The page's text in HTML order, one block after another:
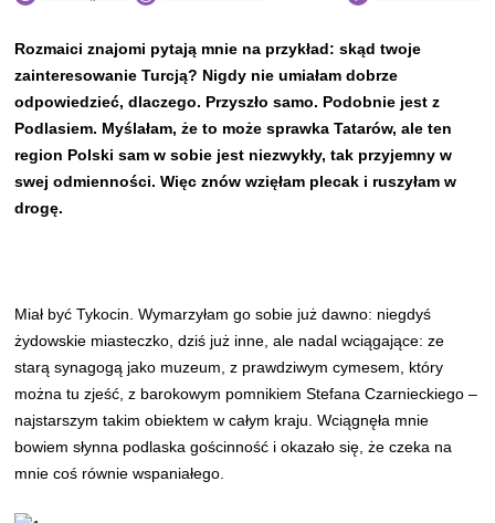
Rozmaici znajomi pytają mnie na przykład: skąd twoje
zainteresowanie Turcją? Nigdy nie umiałam dobrze
odpowiedzieć, dlaczego. Przyszło samo. Podobnie jest z
Podlasiem. Myślałam, że to może sprawka Tatarów, ale ten
region Polski sam w sobie jest niezwykły, tak przyjemny w
swej odmienności. Więc znów wzięłam plecak i ruszyłam w
drogę.
Miał być Tykocin. Wymarzyłam go sobie już dawno: niegdyś
żydowskie miasteczko, dziś już inne, ale nadal wciągające: ze
starą synagogą jako muzeum, z prawdziwym cymesem, który
można tu zjeść, z barokowym pomnikiem Stefana Czarnieckiego –
najstarszym takim obiektem w całym kraju. Wciągnęła mnie
bowiem słynna podlaska gościnność i okazało się, że czeka na
mnie coś równie wspaniałego.